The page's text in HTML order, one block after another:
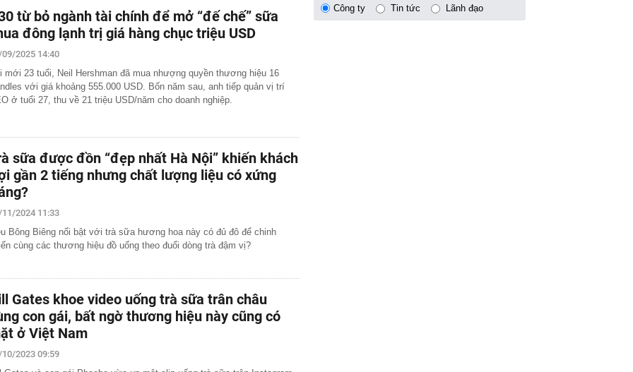
VietinBank,...
cho Ukraine dùng Starlink dẫn đường cho các đòn
đen bóng, phong độ khiến trai trẻ "chạy dài": Alan Tam
đơn giản
Beckham khoe visual xinh đẹp, thanh xuân mơn mởn
triệu đô, đọ sắc cùng mẹ - Victoria ngoài 50 vẫn đỉnh
ùn tắc bậc nhất Quy Nhơn được đề xuất làm cầu
của Chùa Cầu Hội An
của Hari Won
nhân vụ cháy chung cư ở Hồng Kông (Trung Quốc)
tử vong sau 9 tháng: Chỉ bắt nguồn từ một đầu thuốc
7 Âm lịch, 3 con giáp này vẫn được Thần tài che chở,
cuộc đời
tiết lộ: 6 loại cá biển giá bình dân, người không biết hay
lại thích mua
từ bỏ ngành tài chính để mở “đế chế” sữa
đông lạnh trị giá hàng chục triệu USD
09/2025 14:40
mới 23 tuổi, Neil Hershman đã mua nhượng quyền thương hiệu 16
với giá khoảng 555.000 USD. Bốn năm sau, anh tiếp quản vị trí
ở tuổi 27, thu về 21 triệu USD/năm cho doanh nghiệp.
sữa được đồn “đẹp nhất Hà Nội” khiến khách
gần 2 tiếng nhưng chất lượng liệu có xứng
2024 11:33
Bông Biêng nổi bật với trà sữa hương hoa này có đủ đô để chinh
cùng các thương hiệu đồ uống theo đuổi dòng trà đậm vị?
Gates khoe video uống trà sữa trân châu
con gái, bất ngờ thương hiệu này cũng có
ở Việt Nam
2023 09:59
Công ty Tin tức Lãnh đạo